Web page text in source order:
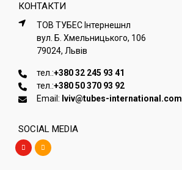
КОНТАКТИ
ТОВ ТУБЕС Iнтернешнл
вул. Б. Хмельницького, 106
79024, Львiв
тел.:+380 32 245 93 41
тел.:+380 50 370 93 92
Email: lviv@tubes-international.com
SOCIAL MEDIA